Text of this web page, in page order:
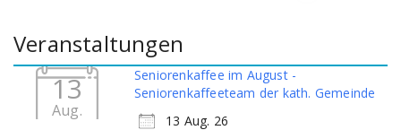
Veranstaltungen
13
Aug.
Seniorenkaffee im August -
Seniorenkaffeeteam der kath. Gemeinde
13 Aug. 26